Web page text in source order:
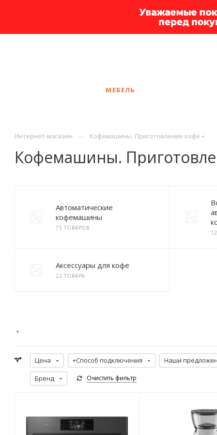
МЕБЕЛЬ
Интернет-магазин — Кофемашины. Приготовление кофе
Кофемашины.
Автоматические
кофемашины
75 ТОВАРОВ
Аксессуары для кофе
22 ТОВАРА
Цена +Способ подключения Наши
Бренд Очистить фильтр